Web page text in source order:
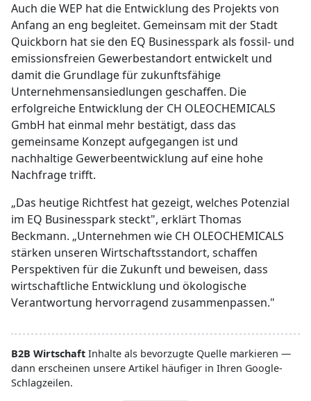
Auch die WEP hat die Entwicklung des Projekts von
Anfang an eng begleitet. Gemeinsam mit der Stadt
Quickborn hat sie den EQ Businesspark als fossil- und
emissionsfreien Gewerbestandort entwickelt und
damit die Grundlage für zukunftsfähige
Unternehmensansiedlungen geschaffen. Die
erfolgreiche Entwicklung der CH OLEOCHEMICALS
GmbH hat einmal mehr bestätigt, dass das
gemeinsame Konzept aufgegangen ist und
nachhaltige Gewerbeentwicklung auf eine hohe
Nachfrage trifft.
„Das heutige Richtfest hat gezeigt, welches Potenzial
im EQ Businesspark steckt", erklärt Thomas
Beckmann. „Unternehmen wie CH OLEOCHEMICALS
stärken unseren Wirtschaftsstandort, schaffen
Perspektiven für die Zukunft und beweisen, dass
wirtschaftliche Entwicklung und ökologische
Verantwortung hervorragend zusammenpassen."
B2B Wirtschaft Inhalte als bevorzugte Quelle markieren —
dann erscheinen unsere Artikel häufiger in Ihren Google-
Schlagzeilen.